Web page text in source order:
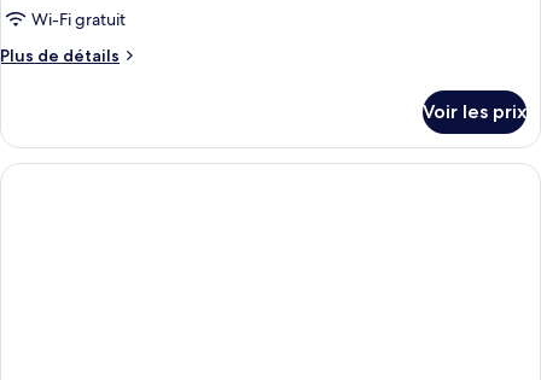
Wi-Fi gratuit
Plus de détails
Plus
le
type
de
Voir les prix